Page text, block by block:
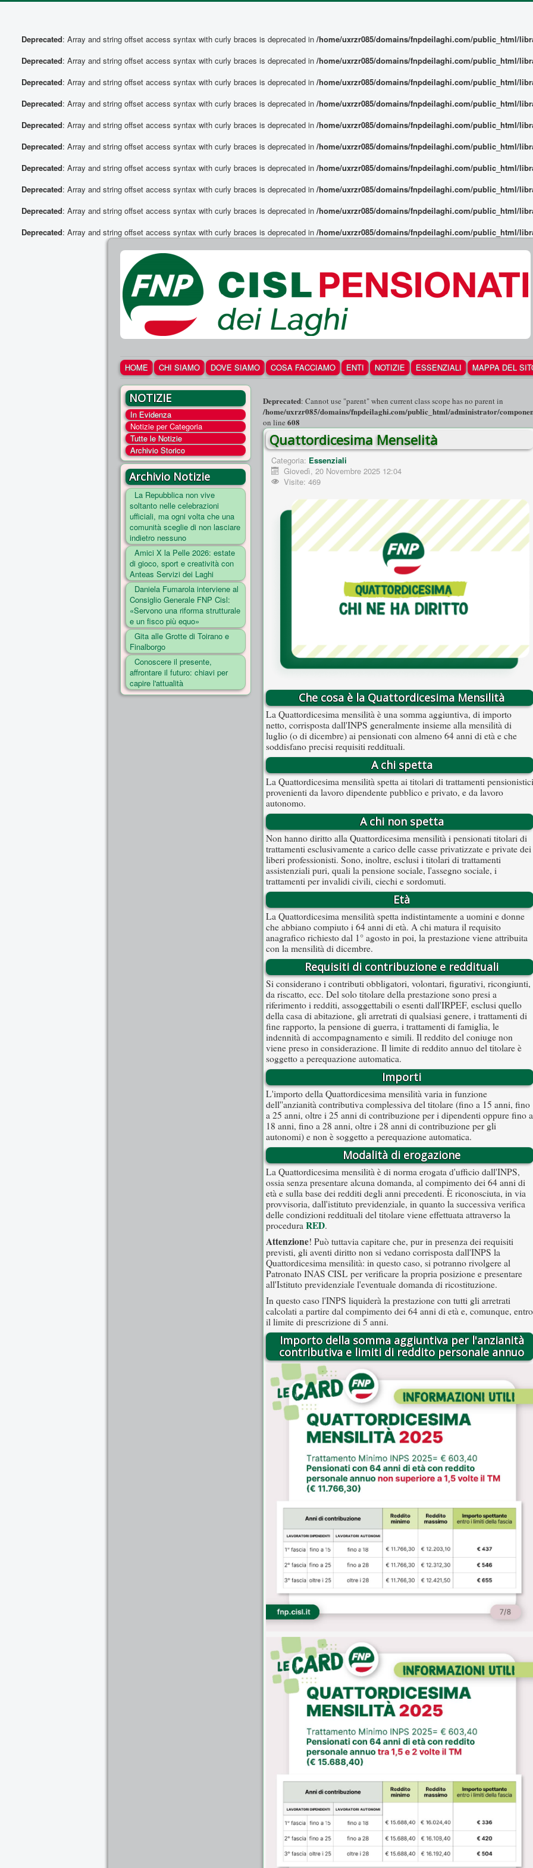
Deprecated: Array and string offset access syntax with curly braces is deprecated in /home/uxrzr085/domains/fnpdeilaghi.com/public_html/
Deprecated: Array and string offset access syntax with curly braces is deprecated in /home/uxrzr085/domains/fnpdeilaghi.com/public_html/
Deprecated: Array and string offset access syntax with curly braces is deprecated in /home/uxrzr085/domains/fnpdeilaghi.com/public_html/
Deprecated: Array and string offset access syntax with curly braces is deprecated in /home/uxrzr085/domains/fnpdeilaghi.com/public_html/
Deprecated: Array and string offset access syntax with curly braces is deprecated in /home/uxrzr085/domains/fnpdeilaghi.com/public_html/
Deprecated: Array and string offset access syntax with curly braces is deprecated in /home/uxrzr085/domains/fnpdeilaghi.com/public_html/
Deprecated: Array and string offset access syntax with curly braces is deprecated in /home/uxrzr085/domains/fnpdeilaghi.com/public_html/
Deprecated: Array and string offset access syntax with curly braces is deprecated in /home/uxrzr085/domains/fnpdeilaghi.com/public_html/
Deprecated: Array and string offset access syntax with curly braces is deprecated in /home/uxrzr085/domains/fnpdeilaghi.com/public_html/
Deprecated: Array and string offset access syntax with curly braces is deprecated in /home/uxrzr085/domains/fnpdeilaghi.com/public_html/
HOME CHI SIAMO DOVE SIAMO COSA FACCIAMO ENTI NOTIZIE ESSENZIALI MAPPA DEL
NOTIZIE
In Evidenza
Notizie per Categoria
Tutte le Notizie
Archivio Storico
Archivio Notizie
La Repubblica non vive
soltanto nelle celebrazioni
ufficiali, ma ogni volta che una
comunità sceglie di non lasciare
indietro nessuno
Amici X la Pelle 2026: estate
di gioco, sport e creatività con
Anteas Servizi dei Laghi
Daniela Fumarola interviene al
Consiglio Generale FNP Cisl:
«Servono una riforma strutturale
e un fisco più equo»
Gita alle Grotte di Toirano e
Finalborgo
Conoscere il presente,
affrontare il futuro: chiavi per
capire l'attualità
Deprecated: Cannot use "parent" when current class scope has no parent in
/home/uxrzr085/domains/fnpdeilaghi.com/public_html/administrator/
on line 608
Quattordicesima Menselità
Categoria: Essenziali
Giovedì, 20 Novembre 2025 12:04
Visite: 469
Che cosa è la Quattordicesima Mensilità
La Quattordicesima mensilità è una somma aggiuntiva, di importo
netto, corrisposta dall'INPS generalmente insieme alla mensilità di
luglio (o di dicembre) ai pensionati con almeno 64 anni di età e che
soddisfano precisi requisiti reddituali.
A chi spetta
La Quattordicesima mensilità spetta ai titolari di trattamenti pensionistici
provenienti da lavoro dipendente pubblico e privato, e da lavoro
autonomo.
A chi non spetta
Non hanno diritto alla Quattordicesima mensilità i pensionati titolari di
trattamenti esclusivamente a carico delle casse privatizzate e private dei
liberi professionisti. Sono, inoltre, esclusi i titolari di trattamenti
assistenziali puri, quali la pensione sociale, l'assegno sociale, i
trattamenti per invalidi civili, ciechi e sordomuti.
Età
La Quattordicesima mensilità spetta indistintamente a uomini e donne
che abbiano compiuto i 64 anni di età. A chi matura il requisito
anagrafico richiesto dal 1° agosto in poi, la prestazione viene attribuita
con la mensilità di dicembre.
Requisiti di contribuzione e reddituali
Si considerano i contributi obbligatori, volontari, figurativi, ricongiunti,
da riscatto, ecc. Del solo titolare della prestazione sono presi a
riferimento i redditi, assoggettabili o esenti dall'IRPEF, esclusi quello
della casa di abitazione, gli arretrati di qualsiasi genere, i trattamenti di
fine rapporto, la pensione di guerra, i trattamenti di famiglia, le
indennità di accompagnamento e simili. Il reddito del coniuge non
viene preso in considerazione. Il limite di reddito annuo del titolare è
soggetto a perequazione automatica.
Importi
L'importo della Quattordicesima mensilità varia in funzione
dell''anzianità contributiva complessiva del titolare (fino a 15 anni, fino
a 25 anni, oltre i 25 anni di contribuzione per i dipendenti oppure fino a
18 anni, fino a 28 anni, oltre i 28 anni di contribuzione per gli
autonomi) e non è soggetto a perequazione automatica.
Modalità di erogazione
La Quattordicesima mensilità è di norma erogata d'ufficio dall'INPS,
ossia senza presentare alcuna domanda, al compimento dei 64 anni di
età e sulla base dei redditi degli anni precedenti. È riconosciuta, in via
provvisoria, dall'istituto previdenziale, in quanto la successiva verifica
delle condizioni reddituali del titolare viene effettuata attraverso la
procedura RED.
Attenzione! Può tuttavia capitare che, pur in presenza dei requisiti
previsti, gli aventi diritto non si vedano corrisposta dall'INPS la
Quattordicesima mensilità: in questo caso, si potranno rivolgere al
Patronato INAS CISL per verificare la propria posizione e presentare
all'Istituto previdenziale l'eventuale domanda di ricostituzione.
In questo caso l'INPS liquiderà la prestazione con tutti gli arretrati
calcolati a partire dal compimento dei 64 anni di età e, comunque, entro
il limite di prescrizione di 5 anni.
Importo della somma aggiuntiva per l'anzianità
contributiva e limiti di reddito personale annuo